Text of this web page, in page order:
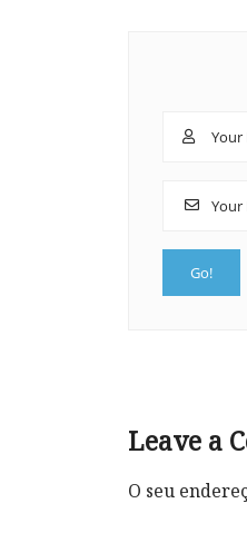
Leave a
O seu